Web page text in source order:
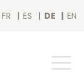
FR ES DE EN